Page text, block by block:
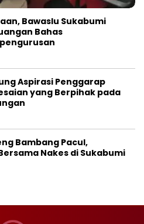
Bawaslu Sukabumi
Bahas
Aspirasi Penggarap
yang Berpihak pada
Bambang Pacul,
Nakes di Sukabumi